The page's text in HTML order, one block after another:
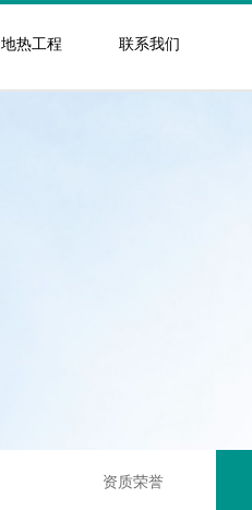
地热工程 联系我们
资质荣誉